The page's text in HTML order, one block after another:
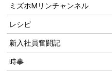
ミズホMリンチャンネル
レシピ
新入社員奮闘記
時事